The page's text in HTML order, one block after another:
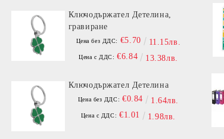
Ключодържател Детелина,
гравиране
Цена без ДДС: €5.70 11.15лв.
Цена с ДДС: €6.84 13.38лв.
Ключодържател Детелина
Цена без ДДС: €0.84 1.64лв.
Цена с ДДС: €1.01 1.98лв.